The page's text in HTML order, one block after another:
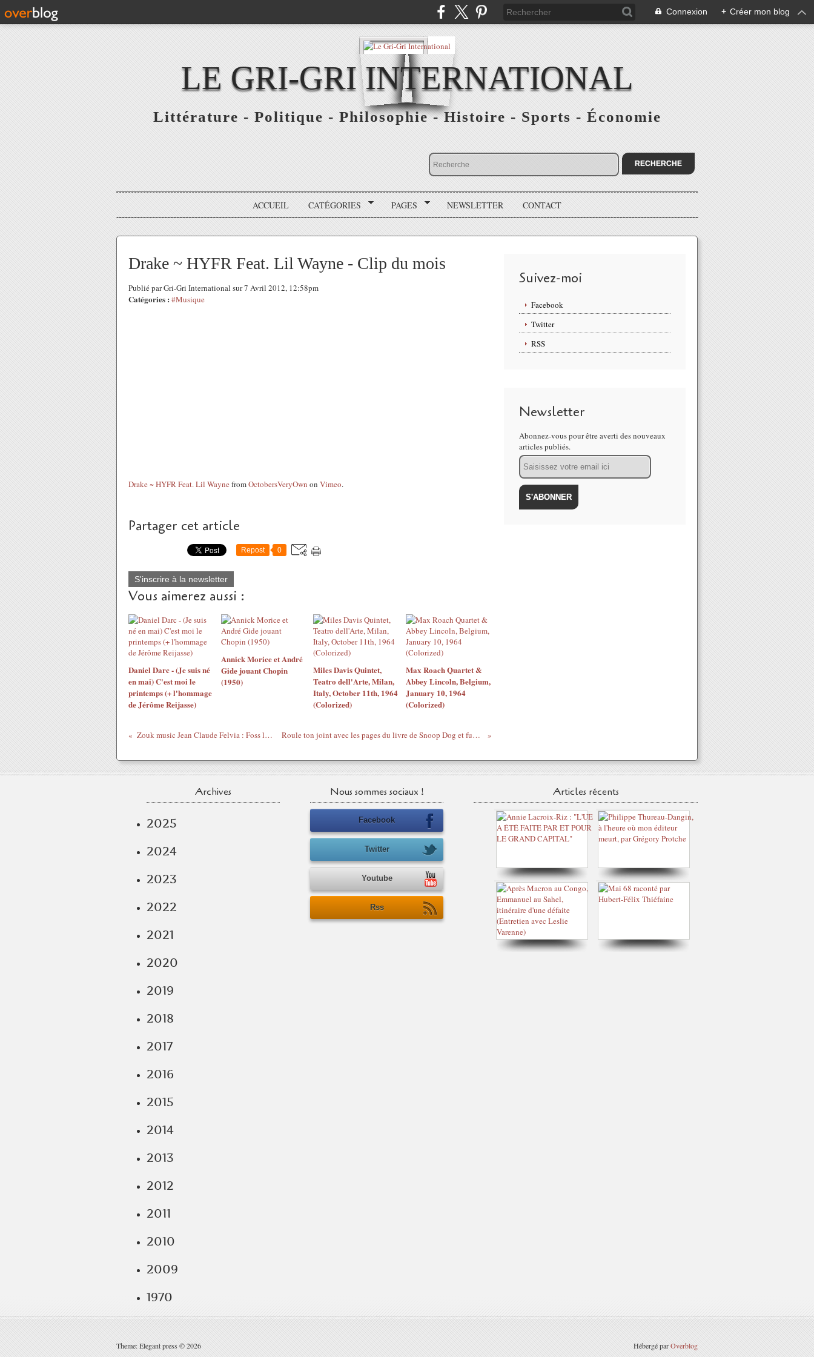
Connexion + Créer mon blog
LE GRI-GRI INTERNATIONAL
Littérature - Politique - Philosophie - Histoire - Sports - Économie
ACCUEIL CATÉGORIES PAGES NEWSLETTER CONTACT
Drake ~ HYFR Feat. Lil Wayne - Clip du mois
Publié par Gri-Gri International sur 7 Avril 2012, 12:58pm
Catégories : #Musique
Drake ~ HYFR Feat. Lil WaynefromOctobersVeryOwn on Vimeo.
Partager cet article
Repost 0
S'inscrire à la newsletter
Vous aimerez aussi :
Daniel Darc - (Je suis né
en mai) C'est moi le
printemps (+ l'hommage
de Jérôme Reijasse)
Annick Morice et André
Gide jouant Chopin
(1950)
Miles Davis Quintet,
Teatro dell'Arte, Milan,
Italy, October 11th, 1964
(Colorized)
Max Roach Quartet &
Abbey Lincoln, Belgium,
January 10, 1964
(Colorized)
Zouk music Jean Claude Felvia : Foss lanmmou Roule ton joint avec les pages du livre de Snoop Dog et fume ses mots
Suivez-moi
Facebook
Twitter
RSS
Newsletter
Abonnez-vous pour être averti des nouveaux
articles publiés.
Email
Archives
2025
2024
2023
2022
2021
2020
2019
2018
2017
2016
2015
2014
2013
2012
2011
2010
2009
1970
Nous sommes sociaux !
Facebook
Twitter
Youtube
Rss
Articles récents
Theme: Elegant press © 2026 Hébergé parOverblog